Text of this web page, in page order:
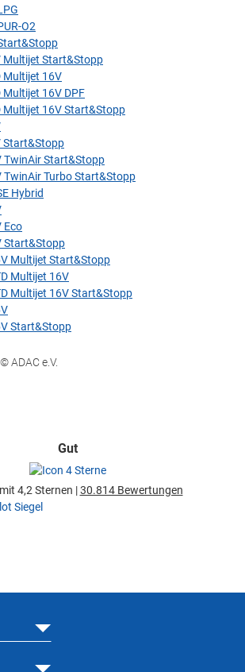
O2
Multijet Start&Stopp
Multijet 16V
16V DPF
Multijet 16V Start&Stopp
Start&Stopp
TwinAir Start&Stopp
TwinAir Turbo Start&Stopp
Hybrid
Eco
Start&Stopp
Multijet Start&Stopp
Multijet 16V
Multijet 16V Start&Stopp
Start&Stopp
ADAC e.V.
Gut
4,2 Sternen |30.814 Bewertungen